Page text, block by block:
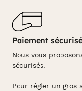
Paiement sécurisé
Nous vous
sécurisés.
Pour régler un gros